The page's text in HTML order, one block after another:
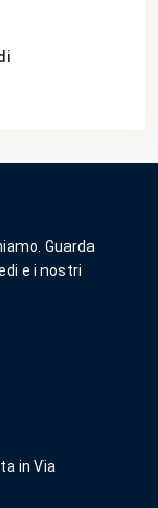
Guarda
e i nostri
in Via